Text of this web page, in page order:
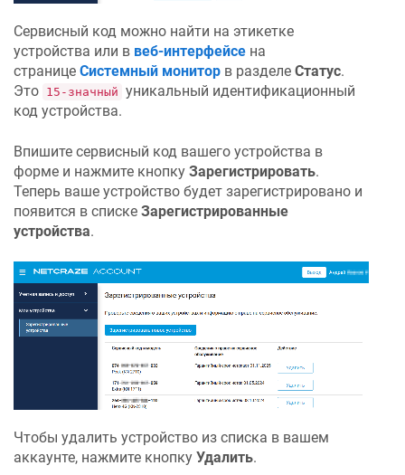
Сервисный код можно найти на этикетке
устройства или в веб-интерфейсе на
странице Системный монитор в разделе Статус.
Это 15-значный уникальный идентификационный
код устройства.
Впишите сервисный код вашего устройства в
форме и нажмите кнопку Зарегистрировать.
Теперь ваше устройство будет зарегистрировано и
появится в списке Зарегистрированные
устройства.
Чтобы удалить устройство из списка в вашем
аккаунте, нажмите кнопку Удалить.